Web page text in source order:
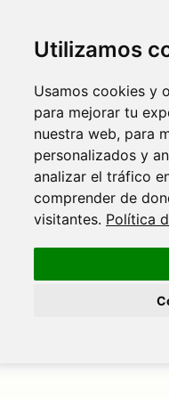
Utilizamos
Usamos cookies y
para mejorar tu
nuestra web, para
personalizados y
analizar el tráfico
comprender de
visitantes. Política